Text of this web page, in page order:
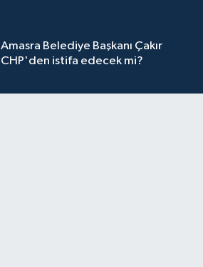
Amasra Belediye Başkanı Çakır
CHP'den istifa edecek mi?